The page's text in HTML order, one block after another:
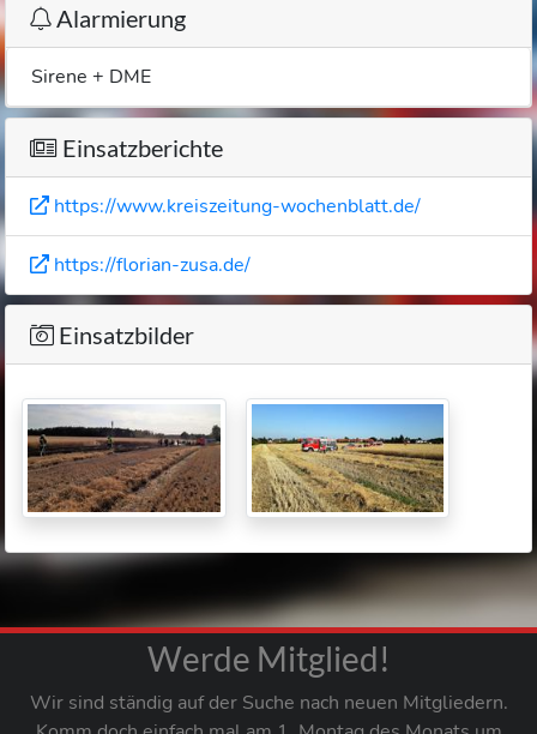
Alarmierung
Sirene + DME
Einsatzberichte
https://www.kreiszeitung-wochenblatt.de/
https://florian-zusa.de/
Einsatzbilder
Werde Mitglied!
Wir sind ständig auf der Suche nach neuen Mitgliedern.